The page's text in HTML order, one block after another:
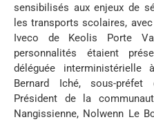
sensibilisés aux enjeux de
les transports scolaires,
Iveco de Keolis Porte
personnalités étaient
déléguée
Bernard Iché, sous-
Président de la
Nangissienne, Nolwenn Le